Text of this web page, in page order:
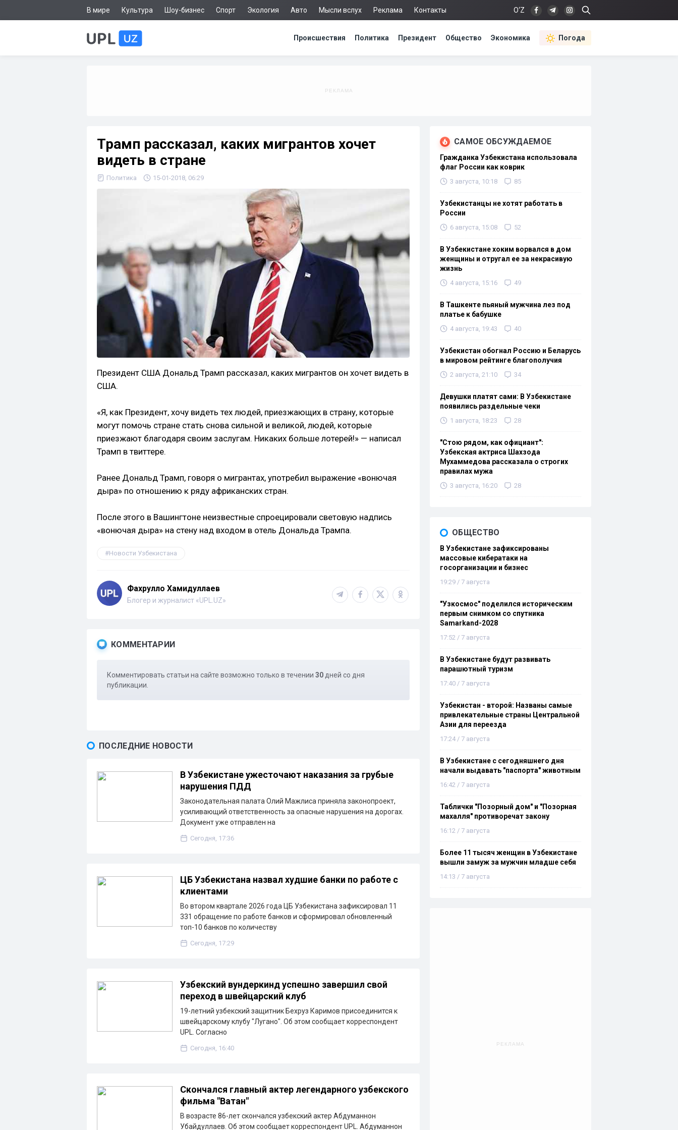
В мире Культура Шоу-бизнес Спорт Экология Авто Мысли вслух Реклама Контакты O‘Z
Происшествия Политика Президент Общество Экономика Погода
Трамп рассказал, каких мигрантов хочет
видеть в стране
Политика 15-01-2018, 06:29
Президент США Дональд Трамп рассказал, каких мигрантов он хочет видеть в
США.
«Я, как Президент, хочу видеть тех людей, приезжающих в страну, которые
могут помочь стране стать снова сильной и великой, людей, которые
приезжают благодаря своим заслугам. Никаких больше лотерей!» — написал
Трамп в твиттере.
Ранее Дональд Трамп, говоря о мигрантах, употребил выражение «вонючая
дыра» по отношению к ряду африканских стран.
После этого в Вашингтоне неизвестные спроецировали световую надпись
«вонючая дыра» на стену над входом в отель Дональда Трампа.
Новости Узбекистана
Фахрулло Хамидуллаев
Блогер и журналист «UPL.UZ»
КОММЕНТАРИИ
Комментировать статьи на сайте возможно только в течении 30 дней со дня
публикации.
ПОСЛЕДНИЕ НОВОСТИ
В Узбекистане ужесточают наказания за грубые
нарушения ПДД
Законодательная палата Олий Мажлиса приняла законопроект,
усиливающий ответственность за опасные нарушения на дорогах.
Документ уже отправлен на
Сегодня, 17:36
ЦБ Узбекистана назвал худшие банки по работе с
клиентами
Во втором квартале 2026 года ЦБ Узбекистана зафиксировал 11
331 обращение по работе банков и сформировал обновленный
топ-10 банков по количеству
Сегодня, 17:29
Узбекский вундеркинд успешно завершил свой
переход в швейцарский клуб
19-летний узбекский защитник Бехруз Каримов присоединится к
швейцарскому клубу "Лугано". Об этом сообщает корреспондент
UPL. Согласно
Сегодня, 16:40
Скончался главный актер легендарного узбекского
фильма "Ватан"
В возрасте 86-лет скончался узбекский актер Абдуманнон
Убайдуллаев. Об этом сообщает корреспондент UPL. Абдуманнон
САМОЕ ОБСУЖДАЕМОЕ
Гражданка Узбекистана использовала
флаг России как коврик
3 августа, 10:18 85
Узбекистанцы не хотят работать в
России
6 августа, 15:08 52
В Узбекистане хоким ворвался в дом
женщины и отругал ее за некрасивую
жизнь
4 августа, 15:16 49
В Ташкенте пьяный мужчина лез под
платье к бабушке
4 августа, 19:43 40
Узбекистан обогнал Россию и Беларусь
в мировом рейтинге благополучия
2 августа, 21:10 34
Девушки платят сами: В Узбекистане
появились раздельные чеки
1 августа, 18:23 28
"Стою рядом, как официант":
Узбекская актриса Шахзода
Мухаммедова рассказала о строгих
правилах мужа
3 августа, 16:20 28
ОБЩЕСТВО
В Узбекистане зафиксированы
массовые кибератаки на
госорганизации и бизнес
19:29 / 7 августа
"Узкосмос" поделился историческим
первым снимком со спутника
Samarkand-2028
17:52 / 7 августа
В Узбекистане будут развивать
парашютный туризм
17:40 / 7 августа
Узбекистан - второй: Названы самые
привлекательные страны Центральной
Азии для переезда
17:24 / 7 августа
В Узбекистане с сегодняшнего дня
начали выдавать "паспорта" животным
16:42 / 7 августа
Таблички "Позорный дом" и "Позорная
махалля" противоречат закону
16:12 / 7 августа
Более 11 тысяч женщин в Узбекистане
вышли замуж за мужчин младше себя
14:13 / 7 августа